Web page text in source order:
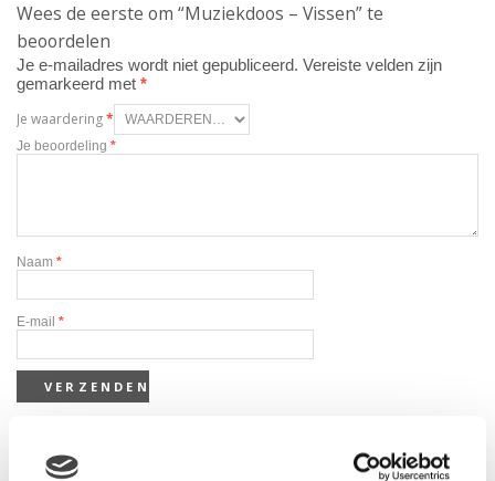
Wees de eerste om “Muziekdoos – Vissen” te
beoordelen
Je e-mailadres wordt niet gepubliceerd. Vereiste velden zijn
gemarkeerd met *
Je waardering*
Je beoordeling *
Naam *
E-mail *